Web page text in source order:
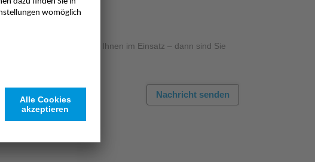
zu NIVUS-Produkten bei Ihnen im Einsatz – dann sind Sie
955
Nachricht senden